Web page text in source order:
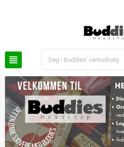
view_headline